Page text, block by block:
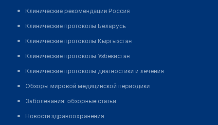
Клинические рекомендации Россия
Клинические протоколы Беларусь
Клинические протоколы Кыргызстан
Клинические протоколы Узбекистан
Клинические протоколы диагностики и лечения
Обзоры мировой медицинской периодики
Заболевания: обзорные статьи
Новости здравоохранения